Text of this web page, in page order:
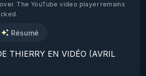
The YouTube video player remains
Résumé
THIERRY EN VIDÉO (AVRIL